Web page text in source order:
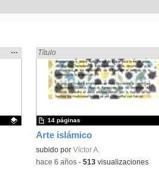
Mostrar
la
…
Arte islámico
Encontrado «islamismo» en:
Título
Contenido educativo.
subido por Víctor A.
14 páginas
-hace 6 años- 513visualizaciones